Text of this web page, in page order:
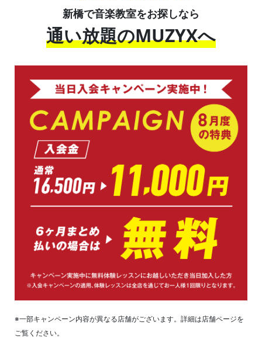
新橋で音楽教室をお探しなら
通い放題のMUZYXへ
※一部キャンペーン内容が異なる店舗がございます。詳細は店舗ページを
ご覧ください。